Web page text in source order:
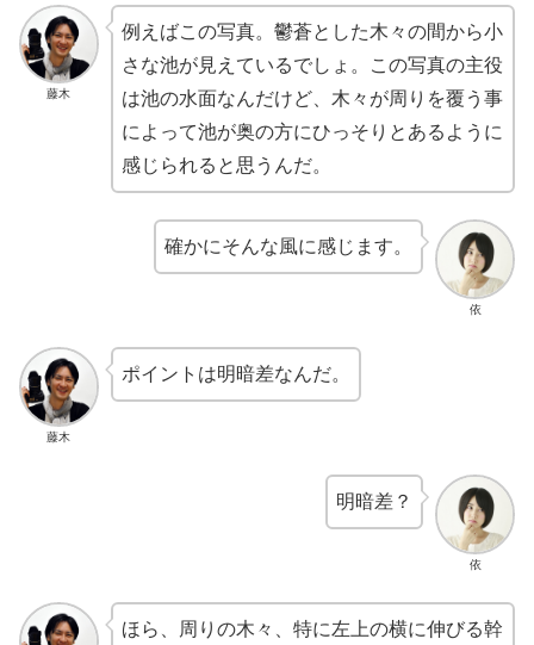
藤木
例えばこの写真。鬱蒼とした木々の間から小
さな池が見えているでしょ。この写真の主役
は池の水面なんだけど、木々が周りを覆う事
によって池が奥の方にひっそりとあるように
感じられると思うんだ。
依
確かにそんな風に感じます。
藤木
ポイントは明暗差なんだ。
依
明暗差？
ほら、周りの木々、特に左上の横に伸びる幹